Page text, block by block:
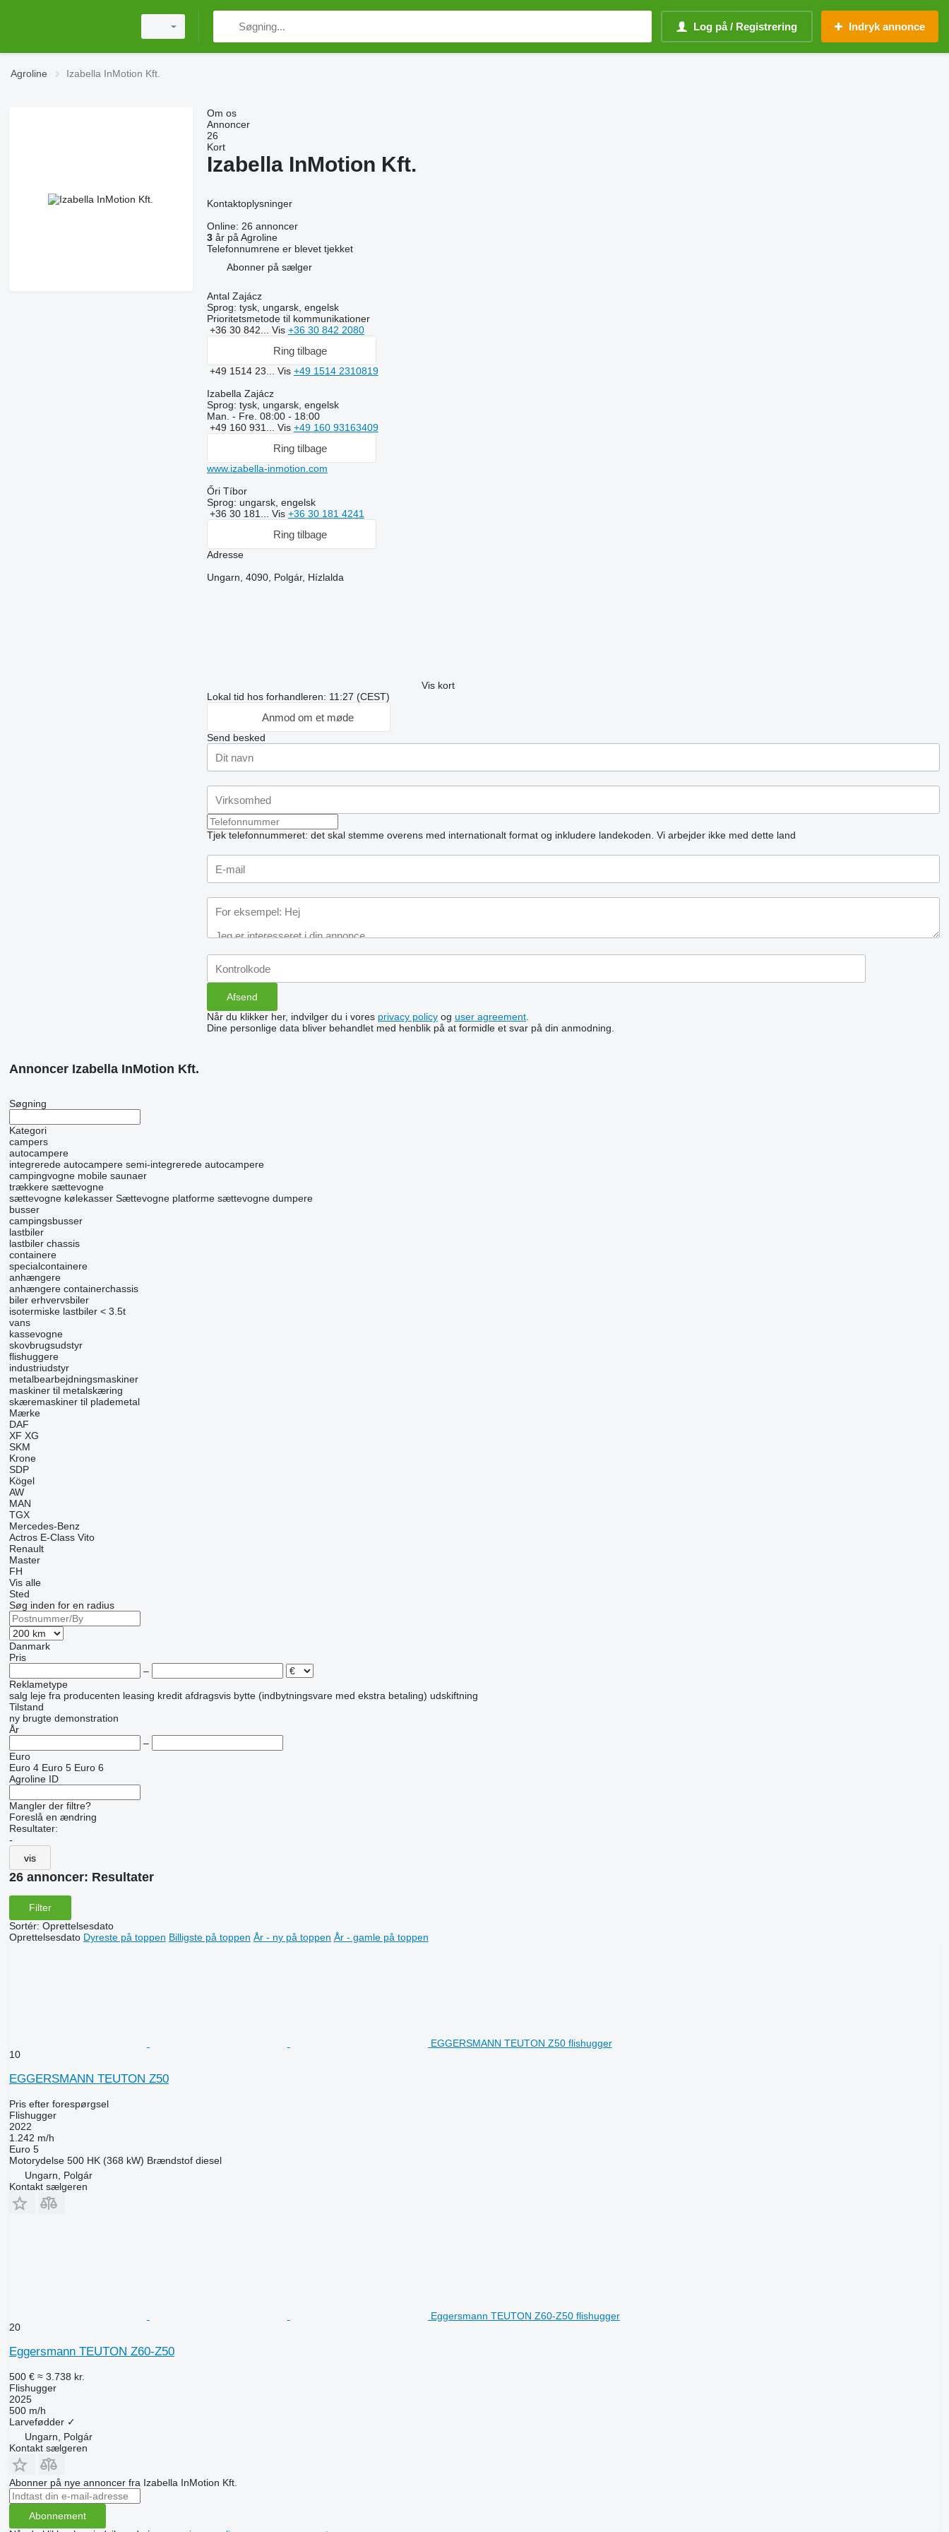
Log på / Registrering Indryk annonce
Agroline Izabella InMotion Kft.
Om os
Annoncer
26
Kort
Izabella InMotion Kft.
Kontaktoplysninger
Online: 26 annoncer
3år på Agroline
Telefonnumrene er blevet tjekket
Abonner på sælger
Antal Zajácz
Sprog: tysk, ungarsk, engelsk
Prioritetsmetode til kommunikationer
+36 30 842... Vis +36 30 842 2080
Ring tilbage
+49 1514 23... Vis +49 1514 2310819
Izabella Zajácz
Sprog: tysk, ungarsk, engelsk
Man. - Fre. 08:00 - 18:00
+49 160 931... Vis +49 160 93163409
Ring tilbage
www.izabella-inmotion.com
Őri Tíbor
Sprog: ungarsk, engelsk
+36 30 181... Vis +36 30 181 4241
Ring tilbage
Adresse
Ungarn, 4090, Polgár, Hízlalda
Vis kort
Lokal tid hos forhandleren: 11:27 (CEST)
Anmod om et møde
Send besked
Tjek telefonnummeret: det skal stemme overens med internationalt format og inkludere landekoden. Vi arbejder ikke med dette land
Når du klikker her, indvilger du i vores privacy policyog user agreement.
Dine personlige data bliver behandlet med henblik på at formidle et svar på din anmodning.
Annoncer Izabella InMotion Kft.
Søgning
Kategori
campers
autocampere
integrerede autocampere semi-integrerede autocampere
campingvogne mobile saunaer
trækkere sættevogne
sættevogne kølekasser Sættevogne platforme sættevogne dumpere
busser
campingsbusser
lastbiler
lastbiler chassis
containere
specialcontainere
anhængere
anhængere containerchassis
biler erhvervsbiler
isotermiske lastbiler < 3.5t
vans
kassevogne
skovbrugsudstyr
flishuggere
industriudstyr
metalbearbejdningsmaskiner
maskiner til metalskæring
skæremaskiner til plademetal
Mærke
DAF
XF XG
SKM
Krone
SDP
Kögel
AW
MAN
TGX
Mercedes-Benz
Actros E-Class Vito
Renault
Master
FH
Vis alle
Sted
Søg inden for en radius
Danmark
Pris
–
Reklametype
salg leje fra producenten leasing kredit afdragsvis bytte (indbytningsvare med ekstra betaling) udskiftning
Tilstand
ny brugte demonstration
År
–
Euro
Euro 4 Euro 5 Euro 6
Agroline ID
Mangler der filtre?
Foreslå en ændring
Resultater:
-
vis
26 annoncer: Resultater
Filter
Sortér: Oprettelsesdato
Oprettelsesdato Dyreste på toppen Billigste på toppen År - ny på toppen År - gamle på toppen
EGGERSMANN TEUTON Z50 flishugger
10
EGGERSMANN TEUTON Z50
Pris efter forespørgsel
Flishugger
2022
1.242 m/h
Euro 5
Motorydelse 500 HK (368 kW) Brændstof diesel
Ungarn, Polgár
Kontakt sælgeren
Eggersmann TEUTON Z60-Z50 flishugger
20
Eggersmann TEUTON Z60-Z50
500 € ≈ 3.738 kr.
Flishugger
2025
500 m/h
Larvefødder ✓
Ungarn, Polgár
Kontakt sælgeren
Abonner på nye annoncer fra Izabella InMotion Kft.
Abonnement